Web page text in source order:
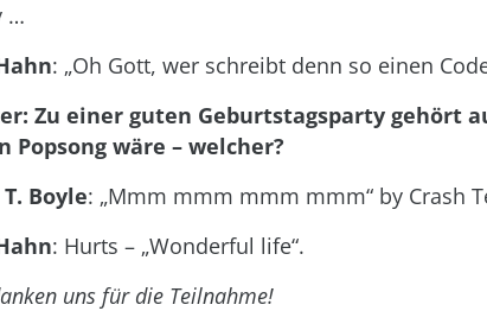
…
: „Oh Gott, wer schreibt denn so einen
Zu einer guten Geburtstagsparty gehört
Popsong wäre – welcher?
Boyle: „Mmm mmm mmm mmm“ by Crash
: Hurts – „Wonderful life“.
uns für die Teilnahme!